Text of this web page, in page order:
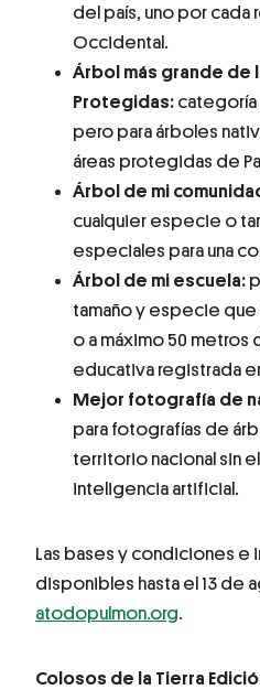
del país, uno por cada
Occidental.
Árbol más grande de
Protegidas: categoría
pero para árboles
áreas protegidas de
Árbol de mi
cualquier especie o
especiales para una
Árbol de mi escuela:
tamaño y especie
o a máximo 50 metros
educativa registrada
Mejor fotografía de
para fotografías de
territorio nacional sin
inteligencia artificial.
Las bases y condiciones e
disponibles hasta el 13 de
atodopulmon.org.
Colosos de la Tierra